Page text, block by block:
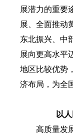
展潜力的重要
展、全面推动
东北振兴、中
展向更高水平
地区比较优势
济布局，为全
以
高质量发